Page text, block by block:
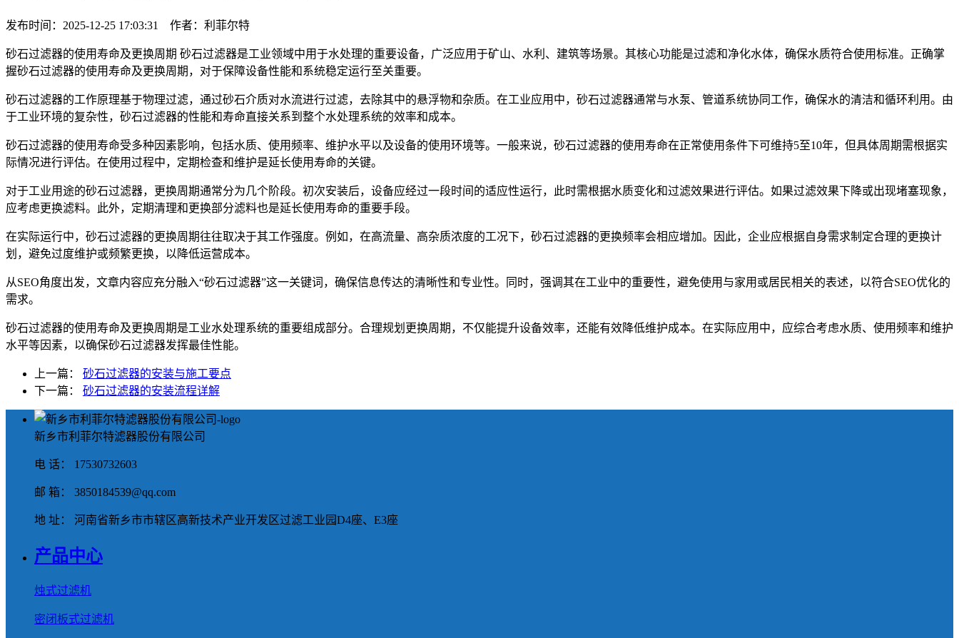
发布时间：2025-12-25 17:03:31 作者：利菲尔特
砂石过滤器的使用寿命及更换周期 砂石过滤器是工业领域中用于水处理的重要设备，广泛应用于矿山、水利、建筑等场景。其核心功能是过滤和净化水体，确保水质符合使用标准。正确掌
握砂石过滤器的使用寿命及更换周期，对于保障设备性能和系统稳定运行至关重要。
砂石过滤器的工作原理基于物理过滤，通过砂石介质对水流进行过滤，去除其中的悬浮物和杂质。在工业应用中，砂石过滤器通常与水泵、管道系统协同工作，确保水的清洁和循环利用。由
于工业环境的复杂性，砂石过滤器的性能和寿命直接关系到整个水处理系统的效率和成本。
砂石过滤器的使用寿命受多种因素影响，包括水质、使用频率、维护水平以及设备的使用环境等。一般来说，砂石过滤器的使用寿命在正常使用条件下可维持5至10年，但具体周期需根据实
际情况进行评估。在使用过程中，定期检查和维护是延长使用寿命的关键。
对于工业用途的砂石过滤器，更换周期通常分为几个阶段。初次安装后，设备应经过一段时间的适应性运行，此时需根据水质变化和过滤效果进行评估。如果过滤效果下降或出现堵塞现象，
应考虑更换滤料。此外，定期清理和更换部分滤料也是延长使用寿命的重要手段。
在实际运行中，砂石过滤器的更换周期往往取决于其工作强度。例如，在高流量、高杂质浓度的工况下，砂石过滤器的更换频率会相应增加。因此，企业应根据自身需求制定合理的更换计
划，避免过度维护或频繁更换，以降低运营成本。
从SEO角度出发，文章内容应充分融入“砂石过滤器”这一关键词，确保信息传达的清晰性和专业性。同时，强调其在工业中的重要性，避免使用与家用或居民相关的表述，以符合SEO优化的
需求。
砂石过滤器的使用寿命及更换周期是工业水处理系统的重要组成部分。合理规划更换周期，不仅能提升设备效率，还能有效降低维护成本。在实际应用中，应综合考虑水质、使用频率和维护
水平等因素，以确保砂石过滤器发挥最佳性能。
上一篇： 砂石过滤器的安装与施工要点
下一篇： 砂石过滤器的安装流程详解
新乡市利菲尔特滤器股份有限公司
电 话： 17530732603
邮 箱： 3850184539@qq.com
地 址： 河南省新乡市市辖区高新技术产业开发区过滤工业园D4座、E3座
产品中心
烛式过滤机
密闭板式过滤机